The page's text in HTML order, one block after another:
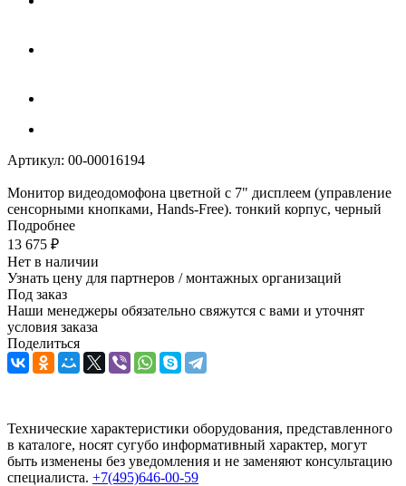
Артикул: 00-00016194
Монитор видеодомофона цветной с 7" дисплеем (управление
сенсорными кнопками, Hands-Free). тонкий корпус, черный
Подробнее
13 675 ₽
Нет в наличии
Узнать цену для партнеров / монтажных организаций
Под заказ
Наши менеджеры обязательно свяжутся с вами и уточнят
условия заказа
Поделиться
Технические характеристики оборудования, представленного
в каталоге, носят сугубо информативный характер, могут
быть изменены без уведомления и не заменяют консультацию
специалиста. +7(495)646-00-59